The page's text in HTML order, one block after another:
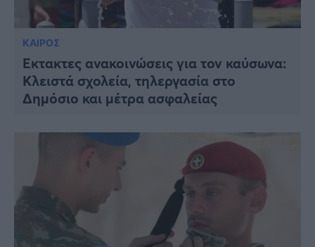
ΚΑΙΡΟΣ
Έκτακτες ανακοινώσεις για τον καύσωνα:
Κλειστά σχολεία, τηλεργασία στο
Δημόσιο και μέτρα ασφαλείας